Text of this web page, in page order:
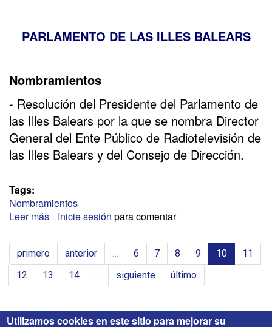
PARLAMENTO DE LAS ILLES BALEARS
Nombramientos
- Resolución del Presidente del Parlamento de
las Illes Balears por la que se nombra Director
General del Ente Público de Radiotelevisión de
las Illes Balears y del Consejo de Dirección.
Tags:
Nombramientos
Leer más sobre
DE
LAS
ISLAS
BALEARES
Inicie sesión para comentar
primero anterior … 6 7 8 9 10
11
12
13 14 … siguiente último
Utilizamos cookies en este sitio para mejorar su